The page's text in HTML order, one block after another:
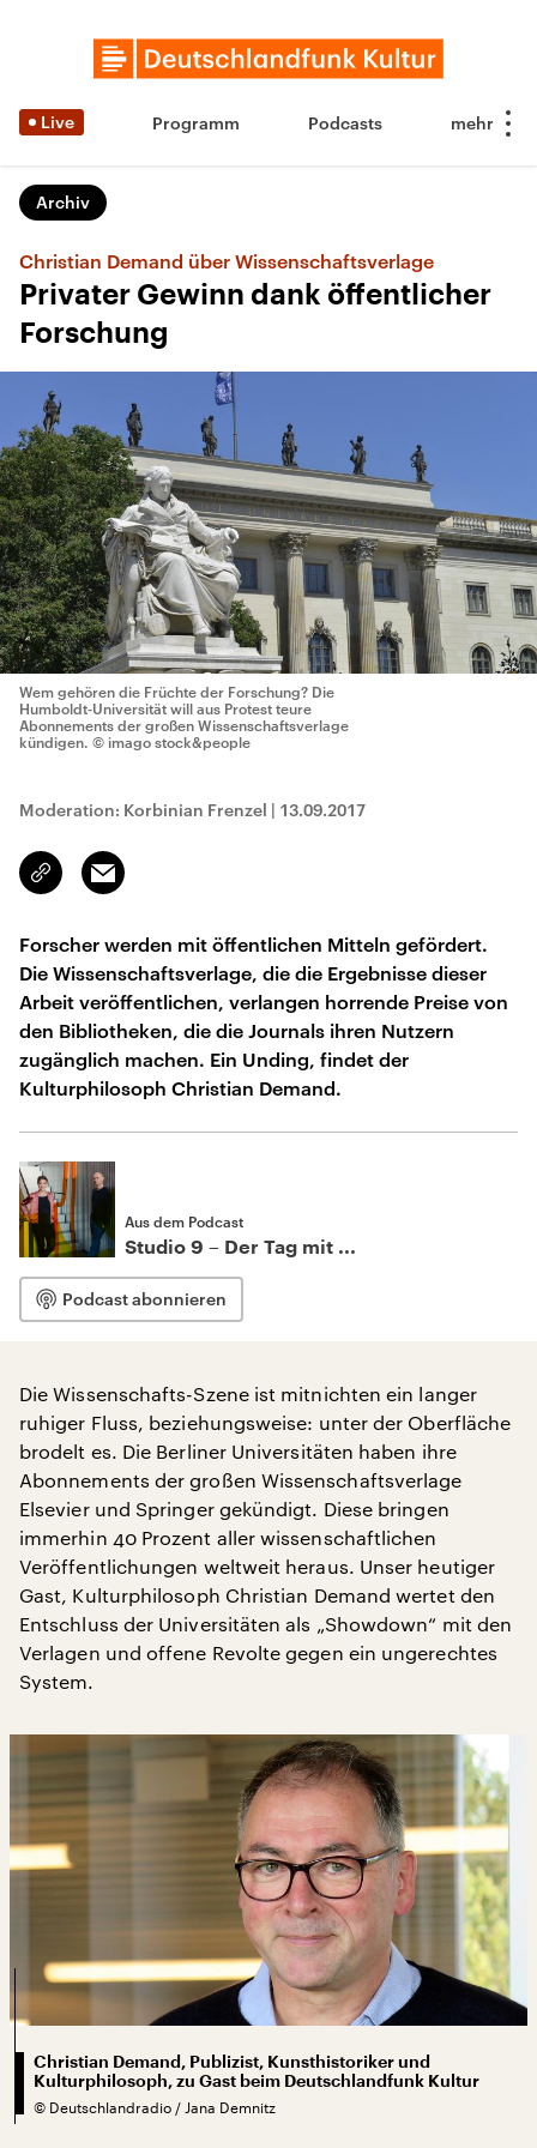
Live Programm Podcasts
Archiv
Christian Demand über Wissenschaftsverlage
Privater Gewinn dank öffentlicher
Forschung
Wem gehören die Früchte der Forschung? Die
Humboldt-Universität will aus Protest teure
Abonnements der großen Wissenschaftsverlage
kündigen. © imago stock&people
Moderation: Korbinian Frenzel | 13.09.2017
Link
kopieren/teilen
Email
Forscher werden mit öffentlichen Mitteln gefördert.
Die Wissenschaftsverlage, die die Ergebnisse dieser
Arbeit veröffentlichen, verlangen horrende Preise von
den Bibliotheken, die die Journals ihren Nutzern
zugänglich machen. Ein Unding, findet der
Kulturphilosoph Christian Demand.
Aus dem Podcast
Studio 9 – Der Tag mit ...
Podcast abonnieren
Die Wissenschafts-Szene ist mitnichten ein langer
ruhiger Fluss, beziehungsweise: unter der Oberfläche
brodelt es. Die Berliner Universitäten haben ihre
Abonnements der großen Wissenschaftsverlage
Elsevier und Springer gekündigt. Diese bringen
immerhin 40 Prozent aller wissenschaftlichen
Veröffentlichungen weltweit heraus. Unser heutiger
Gast, Kulturphilosoph Christian Demand wertet den
Entschluss der Universitäten als „Showdown“ mit den
Verlagen und offene Revolte gegen ein ungerechtes
System.
Christian Demand, Publizist, Kunsthistoriker und
Kulturphilosoph, zu Gast beim Deutschlandfunk Kultur
© Deutschlandradio / Jana Demnitz